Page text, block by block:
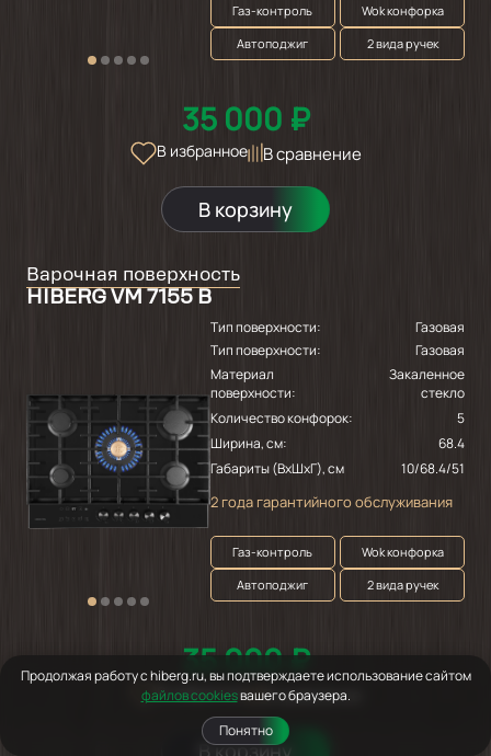
Газ-контроль
Wok конфорка
Автоподжиг
2 вида ручек
35 000 ₽
В избранное В сравнение
В корзину
Варочная поверхность
HIBERG VM 7155 B
Тип поверхности:
Газовая
Тип поверхности:
Газовая
Материал
поверхности:
Закаленное
стекло
Количество конфорок:
5
Ширина, см:
68.4
Габариты (ВхШхГ), см
10/68.4/51
2 года гарантийного обслуживания
Газ-контроль
Wok конфорка
Автоподжиг
2 вида ручек
35 000 ₽
В избранное В сравнение
В корзину
Продолжая работу с hiberg.ru, вы подтверждаете использование сайтом
файлов cookiesвашего браузера.
Понятно